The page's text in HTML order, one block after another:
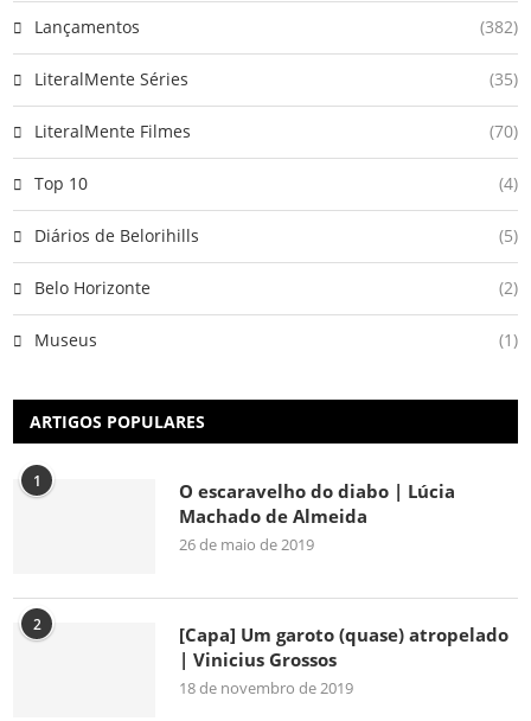
Lançamentos (382)
LiteralMente Séries (35)
LiteralMente Filmes (70)
Top 10 (4)
Diários de Belorihills (5)
Belo Horizonte (2)
Museus (1)
ARTIGOS POPULARES
1
O escaravelho do diabo | Lúcia
Machado de Almeida
26 de maio de 2019
2
[Capa] Um garoto (quase) atropelado
| Vinicius Grossos
18 de novembro de 2019